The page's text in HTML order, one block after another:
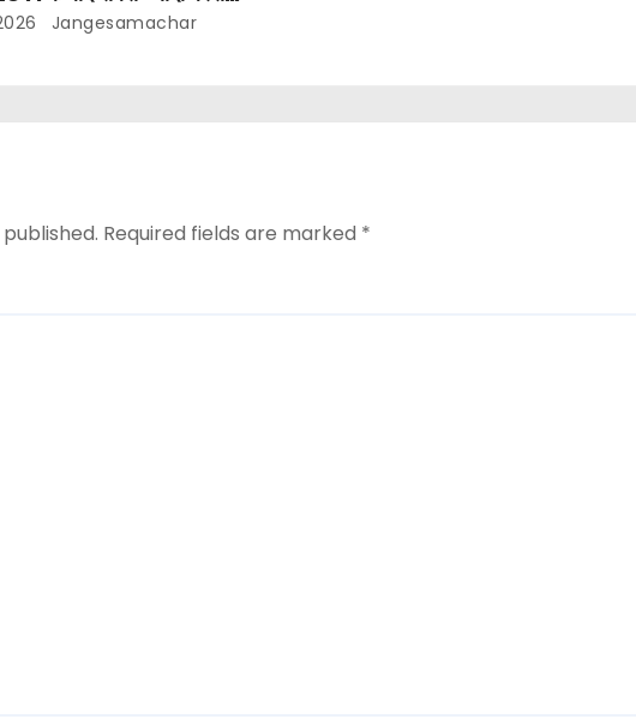
Jangesamachar
Required fields are marked *